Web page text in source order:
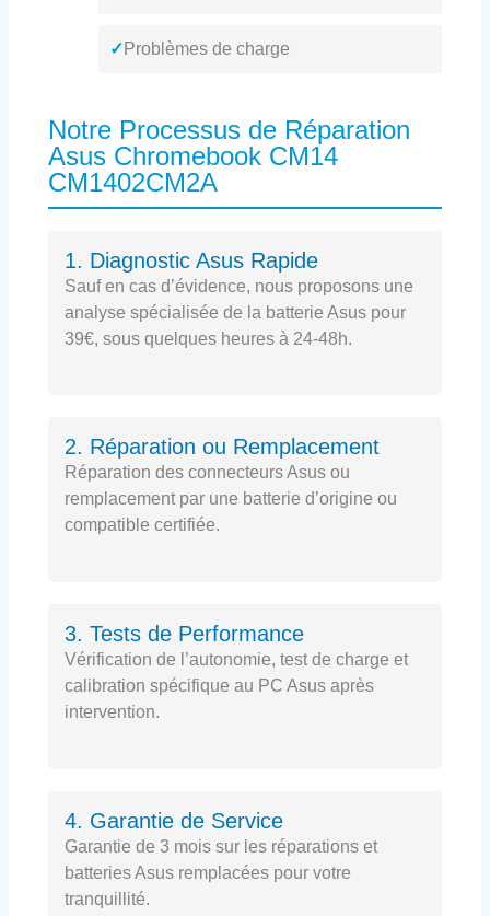
✓ Problèmes de charge
Notre Processus de Réparation
Asus Chromebook CM14
CM1402CM2A
1. Diagnostic Asus Rapide
Sauf en cas d’évidence, nous proposons une
analyse spécialisée de la batterie Asus pour
39€, sous quelques heures à 24-48h.
2. Réparation ou Remplacement
Réparation des connecteurs Asus ou
remplacement par une batterie d’origine ou
compatible certifiée.
3. Tests de Performance
Vérification de l’autonomie, test de charge et
calibration spécifique au PC Asus après
intervention.
4. Garantie de Service
Garantie de 3 mois sur les réparations et
batteries Asus remplacées pour votre
tranquillité.